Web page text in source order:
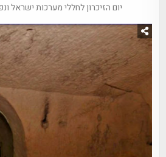
יום הזיכרון לחללי מערכות ישראל